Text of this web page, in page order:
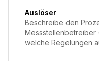
Auslöser
Beschreibe den
Messstellenbetreiber
welche Regelungen